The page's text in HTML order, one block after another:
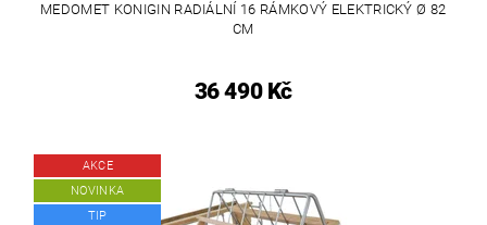
MEDOMET KONIGIN RADIÁLNÍ 16 RÁMKOVÝ ELEKTRICKÝ Ø 82
CM
36 490 Kč
AKCE
NOVINKA
TIP